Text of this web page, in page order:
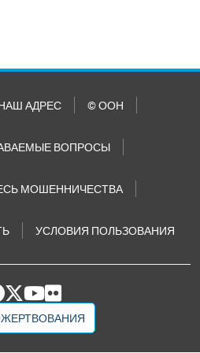
АДРЕС © ООН
ВОПРОСЫ
МОШЕННИЧЕСТВА
УСЛОВИЯ ПОЛЬЗОВАНИЯ